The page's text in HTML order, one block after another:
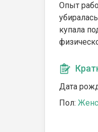
Опыт
купала
Дата
Пол: